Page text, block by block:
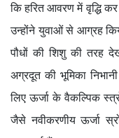
कि हरित आवरण में वृद्धि कर
उन्होंने युवाओं से आग्रह
पौधों की शिशु की तरह
अग्रदूत की भूमिका
लिए ऊर्जा के वैकल्पिक
जैसे नवीकरणीय ऊर्जा